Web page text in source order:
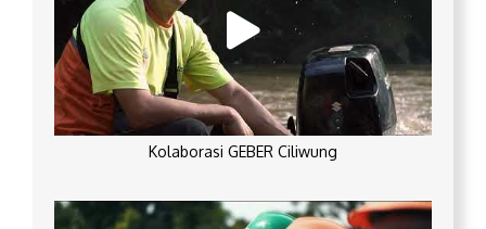
Kolaborasi GEBER Ciliwung